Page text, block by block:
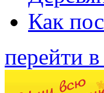
Как
перейти